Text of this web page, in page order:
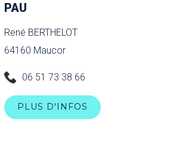
PAU
René BERTHELOT
64160 Maucor
06 51 73 38 66
PLUS D'INFOS